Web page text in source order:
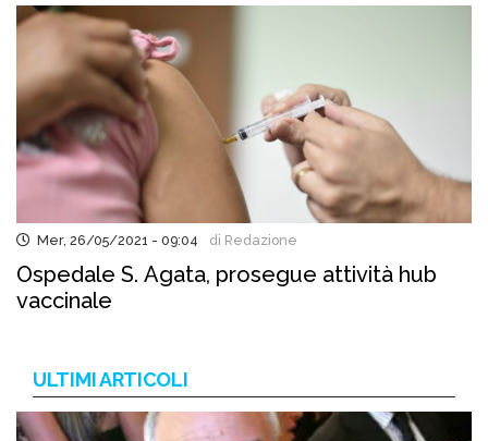
Mer, 26/05/2021 - 09:04 di Redazione
Ospedale S. Agata, prosegue attività hub
vaccinale
ULTIMI ARTICOLI